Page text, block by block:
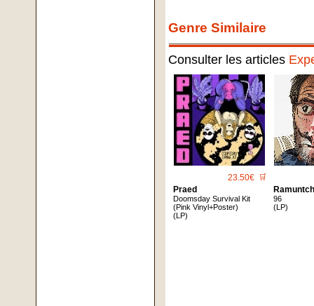
Genre Similaire
Consulter les articles
23.50€ 🛒
Praed
Doomsday Survival Kit
(Pink Vinyl+Poster)
(LP)
96
(LP)